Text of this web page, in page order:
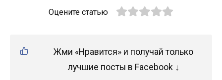
Оцените статью
Жми «Нравится» и получай только
лучшие посты в Facebook ↓